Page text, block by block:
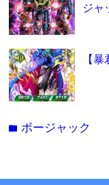
ジ
【
folder ボージャック